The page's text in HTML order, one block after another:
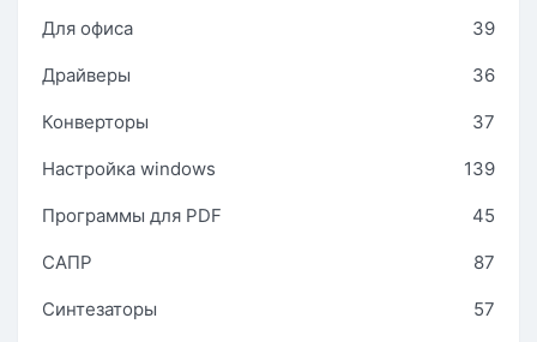
Для офиса 39
Драйверы 36
Конверторы 37
Настройка windows 139
Программы для PDF 45
САПР 87
Синтезаторы 57